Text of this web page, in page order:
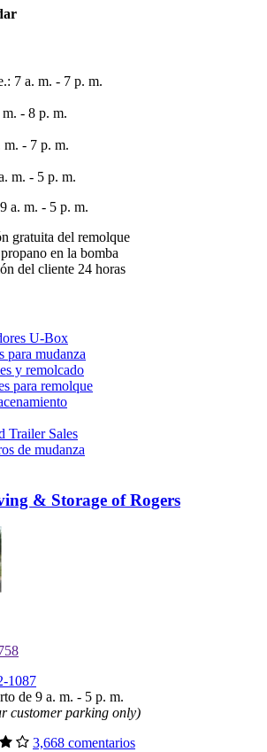
7 a. m. - 7 p. m.
- 8 p. m.
m. - 7 p. m.
m. - 5 p. m.
a. m. - 5 p. m.
gratuita del remolque
en la bomba
del cliente 24 horas
U-Box
para mudanza
y remolcado
para remolque
Trailer Sales
de mudanza
& Storage of Rogers
1087
de 9 a. m. - 5 p. m.
customer parking only)
3,668 comentarios